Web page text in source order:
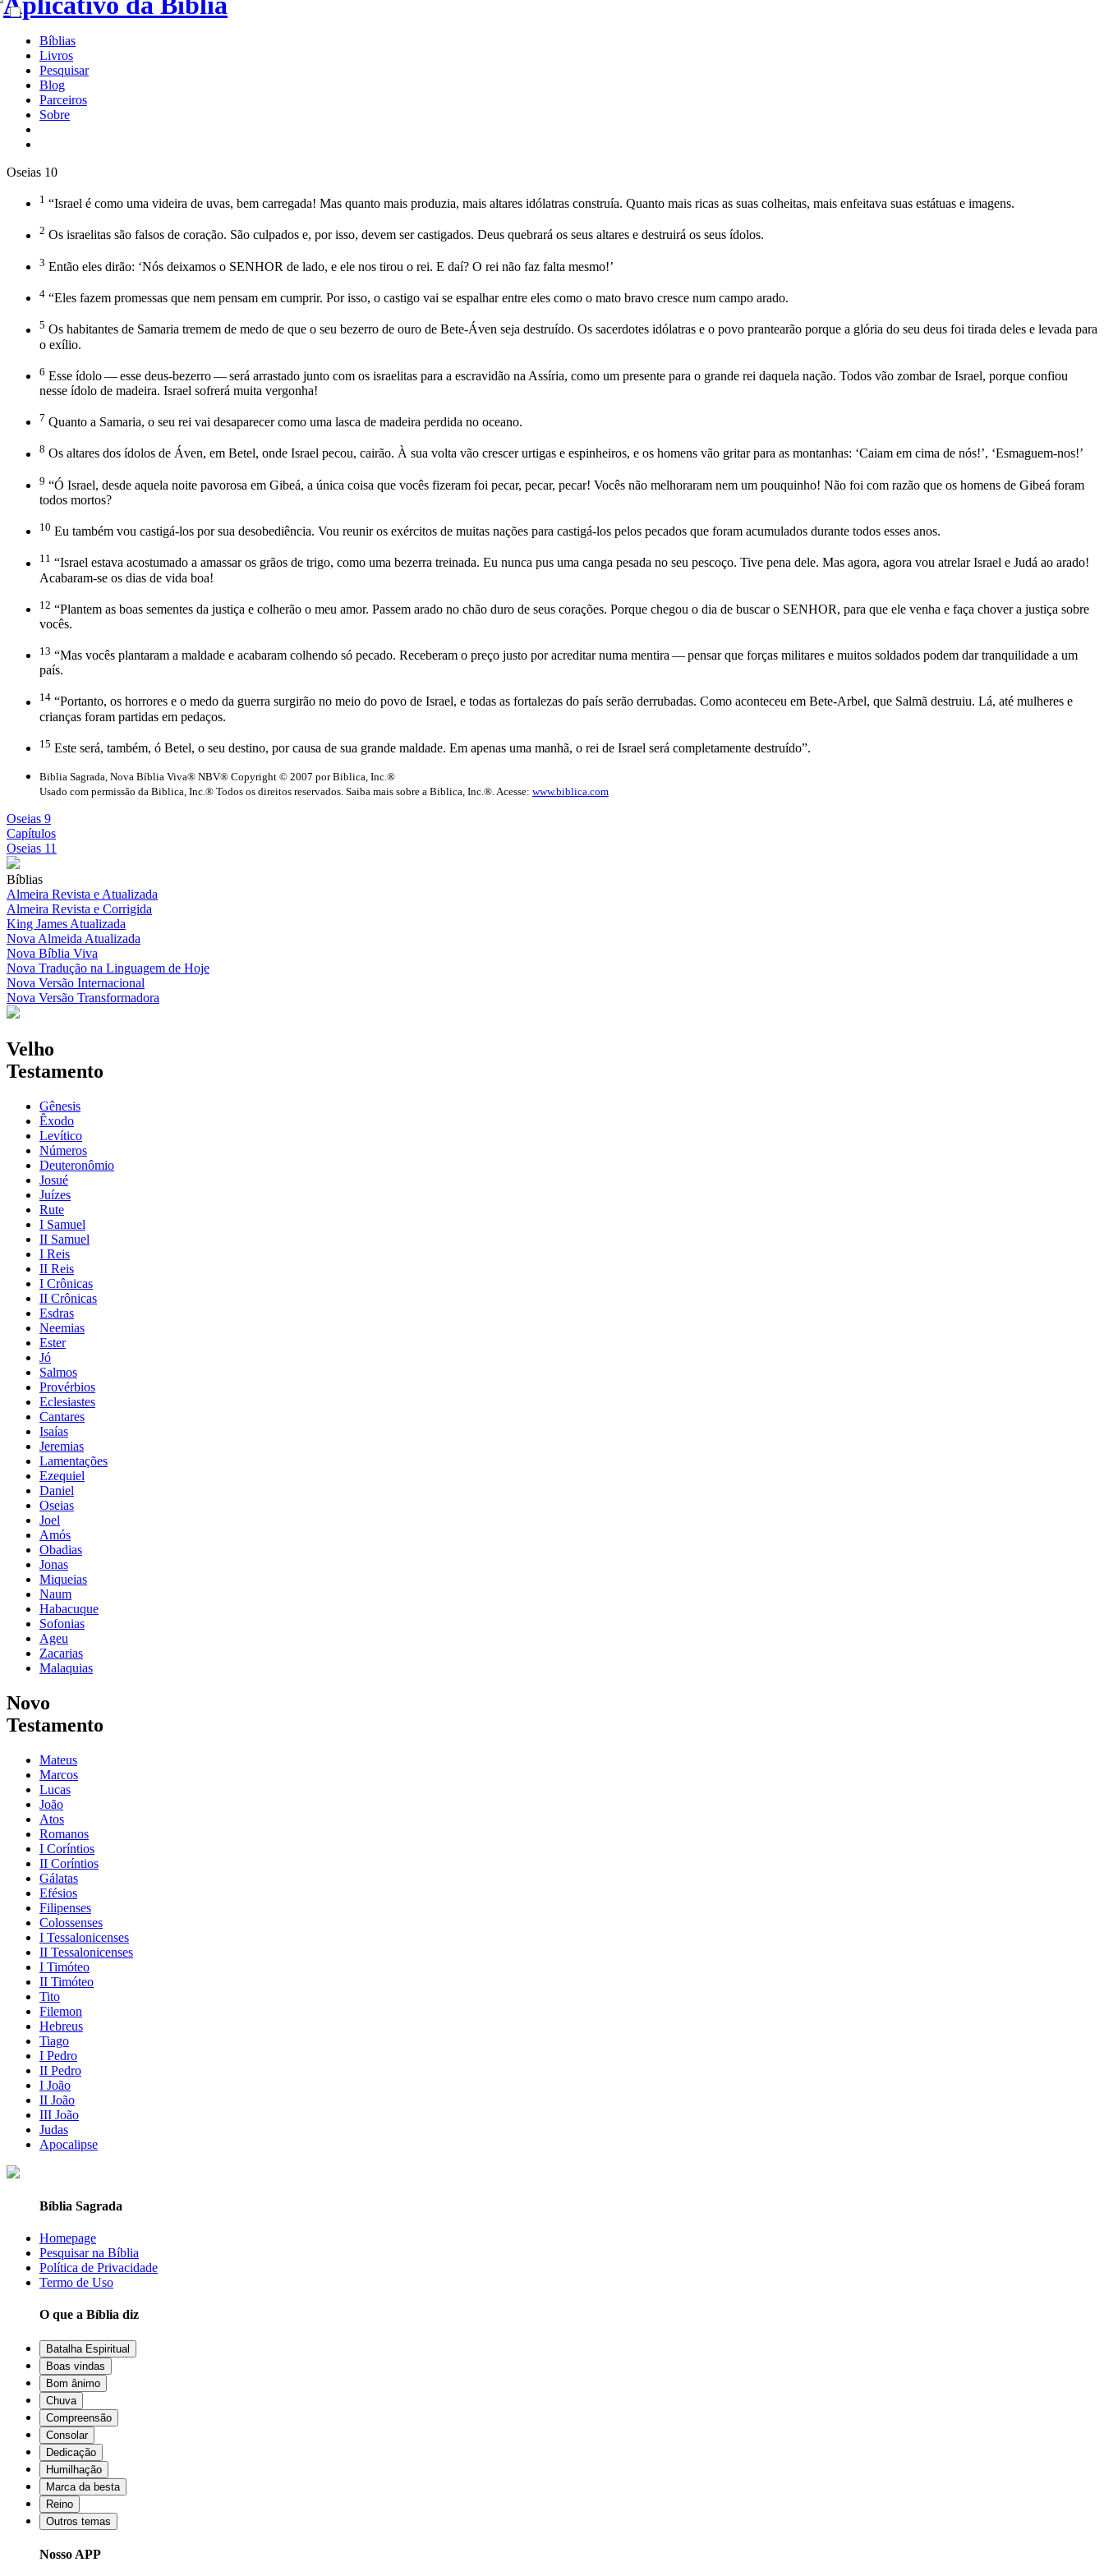
Bíblias
Livros
Pesquisar
Blog
Parceiros
Sobre
Oseias 10
1 “Israel é como uma videira de uvas, bem carregada! Mas quanto mais produzia, mais altares idólatras construía. Quanto mais ricas as suas colheitas, mais enfeitava suas estátuas e imagens.
2 Os israelitas são falsos de coração. São culpados e, por isso, devem ser castigados. Deus quebrará os seus altares e destruirá os seus ídolos.
3 Então eles dirão: ‘Nós deixamos o SENHOR de lado, e ele nos tirou o rei. E daí? O rei não faz falta mesmo!’
4 “Eles fazem promessas que nem pensam em cumprir. Por isso, o castigo vai se espalhar entre eles como o mato bravo cresce num campo arado.
5 Os habitantes de Samaria tremem de medo de que o seu bezerro de ouro de Bete-Áven seja destruído. Os sacerdotes idólatras e o povo prantearão porque a glória do seu deus foi tirada deles e levada para
o exílio.
6 Esse ídolo — esse deus-bezerro — será arrastado junto com os israelitas para a escravidão na Assíria, como um presente para o grande rei daquela nação. Todos vão zombar de Israel, porque confiou
nesse ídolo de madeira. Israel sofrerá muita vergonha!
7 Quanto a Samaria, o seu rei vai desaparecer como uma lasca de madeira perdida no oceano.
8 Os altares dos ídolos de Áven, em Betel, onde Israel pecou, cairão. À sua volta vão crescer urtigas e espinheiros, e os homens vão gritar para as montanhas: ‘Caiam em cima de nós!’, ‘Esmaguem-nos!’
9 “Ó Israel, desde aquela noite pavorosa em Gibeá, a única coisa que vocês fizeram foi pecar, pecar, pecar! Vocês não melhoraram nem um pouquinho! Não foi com razão que os homens de Gibeá foram
todos mortos?
10 Eu também vou castigá-los por sua desobediência. Vou reunir os exércitos de muitas nações para castigá-los pelos pecados que foram acumulados durante todos esses anos.
11 “Israel estava acostumado a amassar os grãos de trigo, como uma bezerra treinada. Eu nunca pus uma canga pesada no seu pescoço. Tive pena dele. Mas agora, agora vou atrelar Israel e Judá ao arado!
Acabaram-se os dias de vida boa!
12 “Plantem as boas sementes da justiça e colherão o meu amor. Passem arado no chão duro de seus corações. Porque chegou o dia de buscar o SENHOR, para que ele venha e faça chover a justiça sobre
vocês.
13 “Mas vocês plantaram a maldade e acabaram colhendo só pecado. Receberam o preço justo por acreditar numa mentira — pensar que forças militares e muitos soldados podem dar tranquilidade a um
país.
14 “Portanto, os horrores e o medo da guerra surgirão no meio do povo de Israel, e todas as fortalezas do país serão derrubadas. Como aconteceu em Bete-Arbel, que Salmã destruiu. Lá, até mulheres e
crianças foram partidas em pedaços.
15 Este será, também, ó Betel, o seu destino, por causa de sua grande maldade. Em apenas uma manhã, o rei de Israel será completamente destruído”.
Biblia Sagrada, Nova Bíblia Viva® NBV® Copyright © 2007 por Biblica, Inc.®
Usado com permissão da Biblica, Inc.® Todos os direitos reservados. Saiba mais sobre a Biblica, Inc.®. Acesse: www.biblica.com
Oseias 9
Capítulos
Oseias 11
Bíblias
Almeira Revista e Atualizada
Almeira Revista e Corrigida
King James Atualizada
Nova Almeida Atualizada
Nova Bíblia Viva
Nova Tradução na Linguagem de Hoje
Nova Versão Internacional
Nova Versão Transformadora
Velho
Testamento
Gênesis
Êxodo
Levítico
Números
Deuteronômio
Josué
Juízes
Rute
I Samuel
II Samuel
I Reis
II Reis
I Crônicas
II Crônicas
Esdras
Neemias
Ester
Jó
Salmos
Provérbios
Eclesiastes
Cantares
Isaías
Jeremias
Lamentações
Ezequiel
Daniel
Oseias
Joel
Amós
Obadias
Jonas
Miqueias
Naum
Habacuque
Sofonias
Ageu
Zacarias
Malaquias
Novo
Testamento
Mateus
Marcos
Lucas
João
Atos
Romanos
I Coríntios
II Coríntios
Gálatas
Efésios
Filipenses
Colossenses
I Tessalonicenses
II Tessalonicenses
I Timóteo
II Timóteo
Tito
Filemon
Hebreus
Tiago
I Pedro
II Pedro
I João
II João
III João
Judas
Apocalipse
Bíblia Sagrada
Homepage
Pesquisar na Bíblia
Política de Privacidade
Termo de Uso
O que a Bíblia diz
Batalha Espiritual
Boas vindas
Bom ânimo
Chuva
Compreensão
Consolar
Dedicação
Humilhação
Marca da besta
Reino
Outros temas
Nosso APP